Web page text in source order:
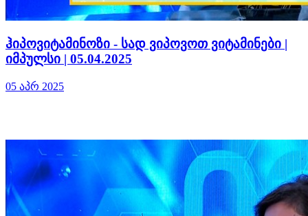
ჰიპოვიტამინოზი - სად ვიპოვოთ ვიტამინები |
იმპულსი | 05.04.2025
05 აპრ 2025